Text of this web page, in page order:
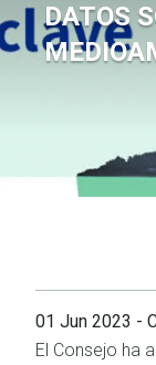
navegación
DATOS
01 Jun 2023 -
El Consejo ha